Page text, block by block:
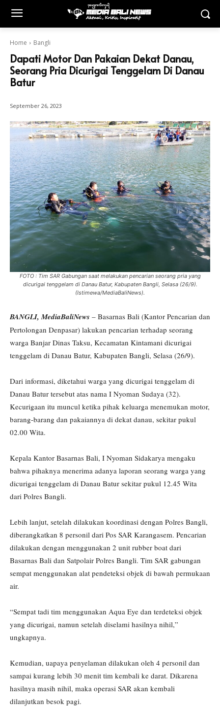
Home Bangli
Dapati Motor Dan Pakaian Dekat Danau,
Seorang Pria Dicurigai Tenggelam Di Danau
Batur
September 26, 2023
FOTO : Tim SAR Gabungan saat melakukan pencarian seorang pria yang
dicurigai tenggelam di Danau Batur, Kabupaten Bangli, Selasa (26/9).
(Istimewa/MediaBaliNews).
BANGLI, MediaBaliNews – Basarnas Bali (Kantor Pencarian dan
Pertolongan Denpasar) lakukan pencarian terhadap seorang
warga Banjar Dinas Taksu, Kecamatan Kintamani dicurigai
tenggelam di Danau Batur, Kabupaten Bangli, Selasa (26/9).
Dari informasi, diketahui warga yang dicurigai tenggelam di
Danau Batur tersebut atas nama I Nyoman Sudaya (32).
Kecurigaan itu muncul ketika pihak keluarga menemukan motor,
barang-barang dan pakaiannya di dekat danau, sekitar pukul
02.00 Wita.
Kepala Kantor Basarnas Bali, I Nyoman Sidakarya mengaku
bahwa pihaknya menerima adanya laporan seorang warga yang
dicurigai tenggelam di Danau Batur sekitar pukul 12.45 Wita
dari Polres Bangli.
Lebih lanjut, setelah dilakukan koordinasi dengan Polres Bangli,
diberangkatkan 8 personil dari Pos SAR Karangasem. Pencarian
dilakukan dengan menggunakan 2 unit rubber boat dari
Basarnas Bali dan Satpolair Polres Bangli. Tim SAR gabungan
sempat menggunakan alat pendeteksi objek di bawah permukaan
air.
“Sempat tadi tim menggunakan Aqua Eye dan terdeteksi objek
yang dicurigai, namun setelah diselami hasilnya nihil,”
ungkapnya.
Kemudian, uapaya penyelaman dilakukan oleh 4 personil dan
sampai kurang lebih 30 menit tim kembali ke darat. Dikarena
hasilnya masih nihil, maka operasi SAR akan kembali
dilanjutkan besok pagi.